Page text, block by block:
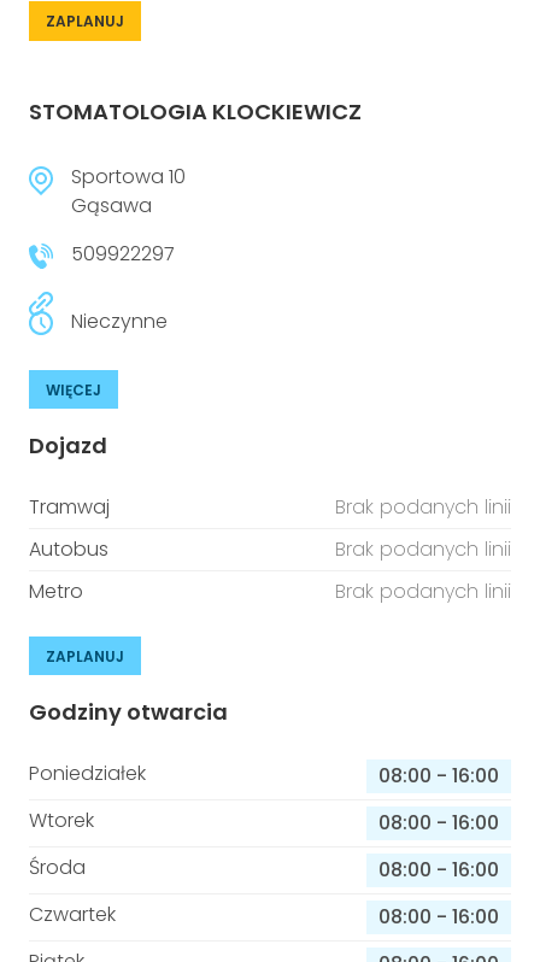
ZAPLANUJ
STOMATOLOGIA KLOCKIEWICZ
Sportowa 10
Gąsawa
509922297
Nieczynne
WIĘCEJ
Dojazd
Tramwaj
Brak podanych linii
Autobus
Brak podanych linii
Metro
Brak podanych linii
ZAPLANUJ
Godziny otwarcia
Poniedziałek 08:00 - 16:00
Wtorek
08:00 - 16:00
Środa
08:00 - 16:00
Czwartek
08:00 - 16:00